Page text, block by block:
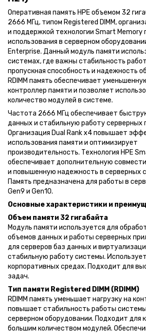
Оперативная память HPE объемом 32
2666 МГц, типом Registered DIMM,
и поддержкой технологии Smart Memory
использования в серверном
Enterprise. Данный модуль памяти
системах, где важны стабильность
пропускная способность и надежность
RDIMM память обеспечивает
контроллер памяти и позволяет
количество модулей в системе.
Частота 2666 МГц обеспечивает
данных и стабильную работу серверных
Организация Dual Rank x4 повышает
использования памяти и оптимизирует
производительность. Технология HPE
обеспечивает дополнительную
и повышенную надежность в серверных
Память предназначена для работы в
Gen9 и Gen10.
Основные характеристики и
Объем памяти 32 гигабайта
Модуль памяти используется для
объемов данных и работы серверных
для серверов баз данных и
стабильную работу системы.
корпоративных средах. Подходит для
задач.
Тип памяти Registered DIMM (RDIMM)
RDIMM память уменьшает нагрузку на
повышает стабильность работы
серверном оборудовании. Подходит для
большим количеством модулей.